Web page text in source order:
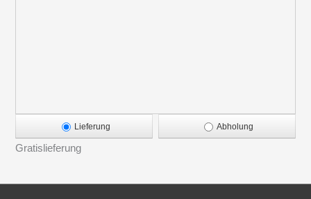
Lieferung Abholung
Gratislieferung